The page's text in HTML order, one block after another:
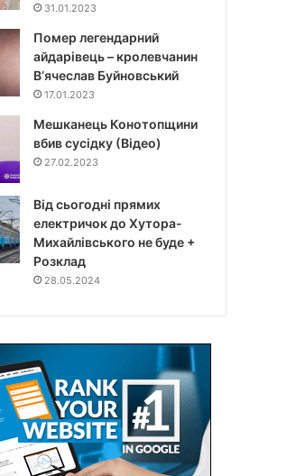
31.01.2023
Помер легендарний
айдарівець – кролевчанин
В‘ячеслав Буйновський
17.01.2023
Мешканець Конотопщини
вбив сусідку (Відео)
27.02.2023
Від сьогодні прямих
електричок до Хутора-
Михайлівського не буде +
Розклад
28.05.2024